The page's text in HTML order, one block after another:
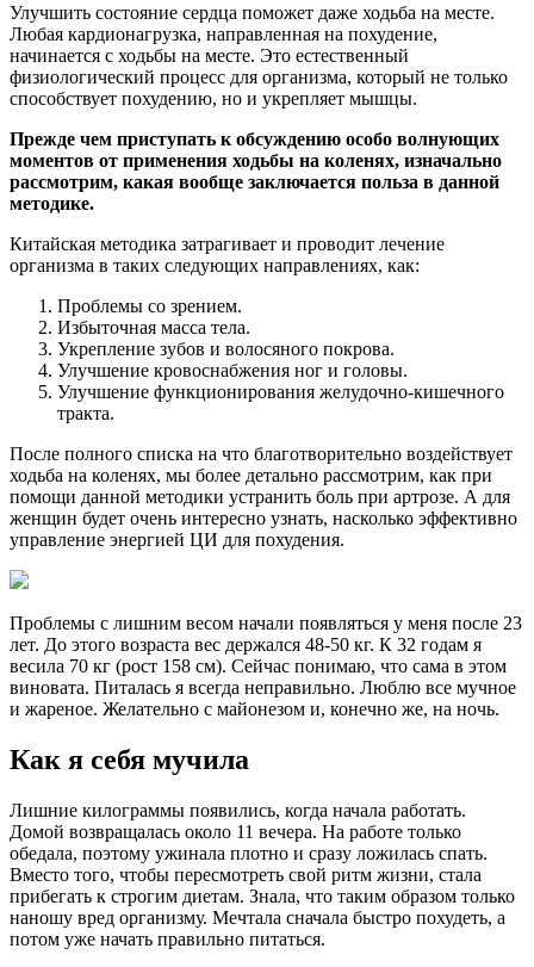
Улучшить состояние сердца поможет даже ходьба на месте.
Любая кардионагрузка, направленная на похудение,
начинается с ходьбы на месте. Это естественный
физиологический процесс для организма, который не только
способствует похудению, но и укрепляет мышцы.
Прежде чем приступать к обсуждению особо волнующих
моментов от применения ходьбы на коленях, изначально
рассмотрим, какая вообще заключается польза в данной
методике.
Китайская методика затрагивает и проводит лечение
организма в таких следующих направлениях, как:
Проблемы со зрением.
Избыточная масса тела.
Укрепление зубов и волосяного покрова.
Улучшение кровоснабжения ног и головы.
Улучшение функционирования желудочно-кишечного
тракта.
После полного списка на что благотворительно воздействует
ходьба на коленях, мы более детально рассмотрим, как при
помощи данной методики устранить боль при артрозе. А для
женщин будет очень интересно узнать, насколько эффективно
управление энергией ЦИ для похудения.
Проблемы с лишним весом начали появляться у меня после 23
лет. До этого возраста вес держался 48-50 кг. К 32 годам я
весила 70 кг (рост 158 см). Сейчас понимаю, что сама в этом
виновата. Питалась я всегда неправильно. Люблю все мучное
и жареное. Желательно с майонезом и, конечно же, на ночь.
Как я себя мучила
Лишние килограммы появились, когда начала работать.
Домой возвращалась около 11 вечера. На работе только
обедала, поэтому ужинала плотно и сразу ложилась спать.
Вместо того, чтобы пересмотреть свой ритм жизни, стала
прибегать к строгим диетам. Знала, что таким образом только
наношу вред организму. Мечтала сначала быстро похудеть, а
потом уже начать правильно питаться.